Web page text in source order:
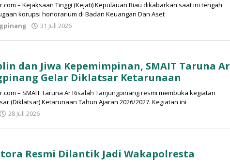
– Kejaksaan Tinggi (Kejati) Kepulauan Riau dikabarkan saat ini tengah
korupsi honorarium di Badan Keuangan Dan Aset
31 Juli 2026
dan Jiwa Kepemimpinan, SMAIT Taruna Ar
Gelar Diklatsar Ketarunaan
– SMAIT Taruna Ar Risalah Tanjungpinang resmi membuka kegiatan
(Diklatsar) Ketarunaan Tahun Ajaran 2026/2027. Kegiatan ini
28 Juli 2026
Resmi Dilantik Jadi Wakapolresta